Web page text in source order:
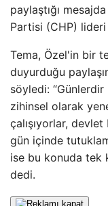
paylaştığı
Partisi (CHP)
Tema, Özel'in bir
duyurduğu
söyledi: “Günlerdir
zihinsel olarak
çalışıyorlar,
gün içinde
ise bu konuda tek
dedi.